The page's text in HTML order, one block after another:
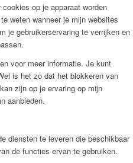
op je apparaat worden
weten wanneer je mijn websites
je gebruikerservaring te verrijken en
voor meer informatie. Je kunt
is het zo dat het blokkeren van
zijn op je ervaring op mijn
aanbieden.
diensten te leveren die beschikbaar
de functies ervan te gebruiken.